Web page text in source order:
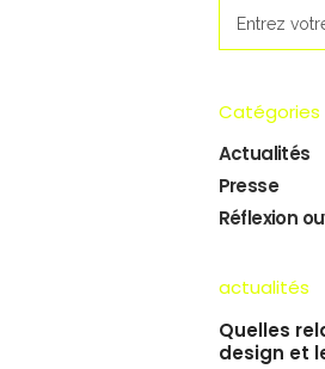
for:
Catégories
Actualités
Presse
Réflexion
actualités
Quelles
design et